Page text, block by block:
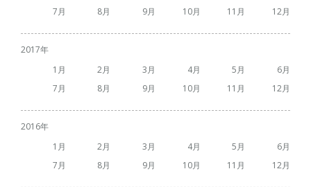
7
8 9 10 11 12
2017
1
2 3 4 5
6
7
8 9 10 11 12
2016
1
2 3 4 5
6
7
8 9 10 11 12